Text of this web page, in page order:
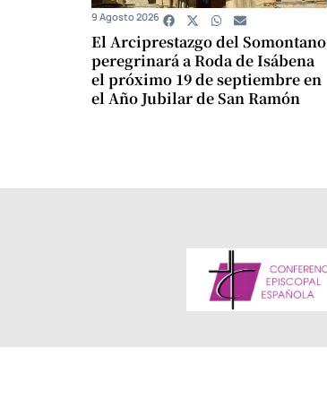
El Arciprestazgo del Somontano
peregrinará a Roda de Isábena
el próximo 19 de septiembre en
el Año Jubilar de San Ramón
9 Agosto 2026